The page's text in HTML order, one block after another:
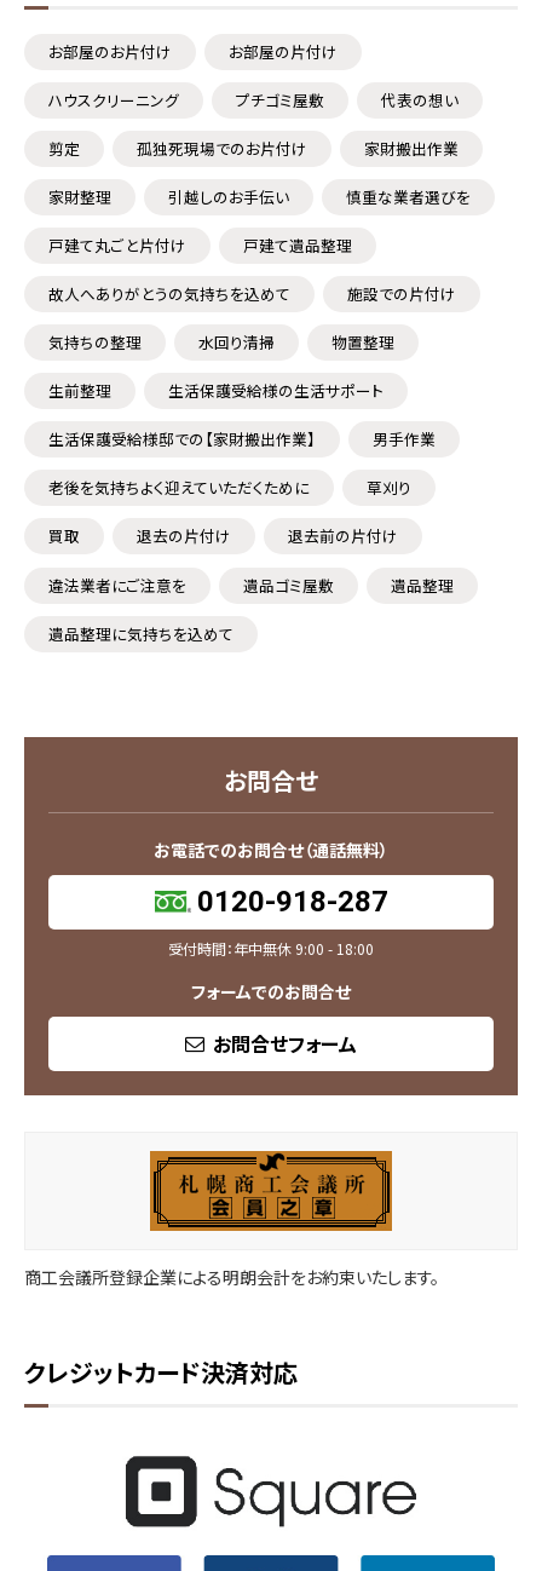
お部屋のお片付け お部屋の片付け
ハウスクリーニング プチゴミ屋敷 代表の想い
剪定 孤独死現場でのお片付け 家財搬出作業
家財整理 引越しのお手伝い 慎重な業者選びを
戸建て丸ごと片付け 戸建て遺品整理
故人へありがとうの気持ちを込めて 施設での片付け
気持ちの整理 水回り清掃 物置整理
生前整理 生活保護受給様の生活サポート
生活保護受給様邸での【家財搬出作業】 男手作業
老後を気持ちよく迎えていただくために 草刈り
買取 退去の片付け 退去前の片付け
違法業者にご注意を 遺品ゴミ屋敷 遺品整理
遺品整理に気持ちを込めて
お問合せ
お電話でのお問合せ（通話無料）
0120-918-287
受付時間：年中無休 9:00 - 18:00
フォームでのお問合せ
お問合せフォーム
商工会議所登録企業による明朗会計をお約束いたします。
クレジットカード決済対応